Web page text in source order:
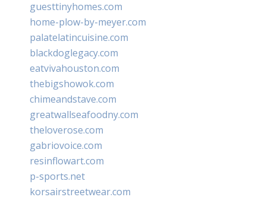
guesttinyhomes.com
home-plow-by-meyer.com
palatelatincuisine.com
blackdoglegacy.com
eatvivahouston.com
thebigshowok.com
chimeandstave.com
greatwallseafoodny.com
theloverose.com
gabriovoice.com
resinflowart.com
p-sports.net
korsairstreetwear.com